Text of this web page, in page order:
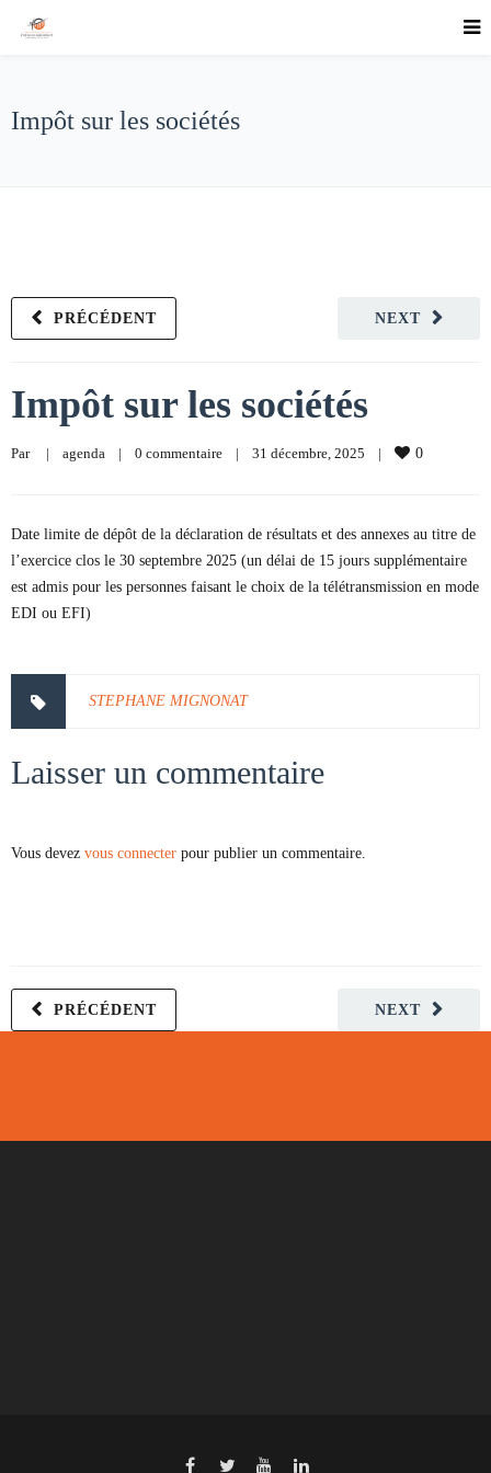
Impôt sur les sociétés
NEXT
PRÉCÉDENT
Impôt sur les sociétés
Par | agenda | 0 commentaire | 31 décembre, 2025 | 0
Date limite de dépôt de la déclaration de résultats et des annexes au titre de
l’exercice clos le 30 septembre 2025 (un délai de 15 jours supplémentaire
est admis pour les personnes faisant le choix de la télétransmission en mode
EDI ou EFI)
STEPHANE MIGNONAT
Laisser un commentaire
Vous devez vous connecter pour publier un commentaire.
NEXT
PRÉCÉDENT